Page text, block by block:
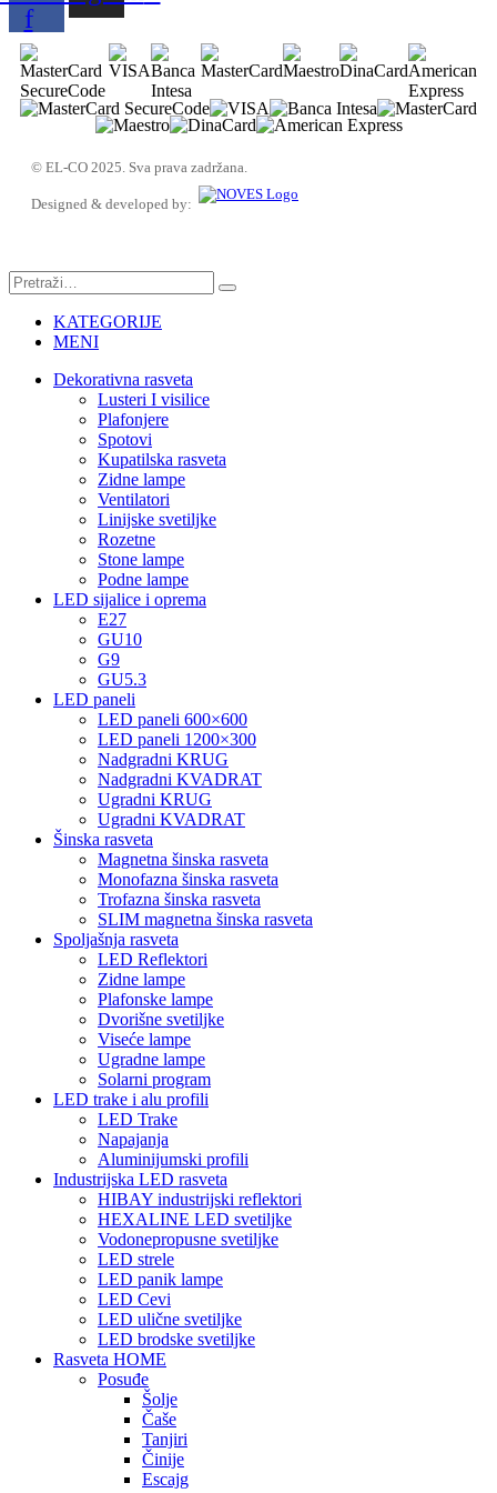
f
© EL-CO 2025. Sva prava zadržana.
Designed & developed by:
KATEGORIJE
MENI
Dekorativna rasveta
Lusteri I visilice
Plafonjere
Spotovi
Kupatilska rasveta
Zidne lampe
Ventilatori
Linijske svetiljke
Rozetne
Stone lampe
Podne lampe
LED sijalice i oprema
E27
GU10
G9
GU5.3
LED paneli
LED paneli 600×600
LED paneli 1200×300
Nadgradni KRUG
Nadgradni KVADRAT
Ugradni KRUG
Ugradni KVADRAT
Šinska rasveta
Magnetna šinska rasveta
Monofazna šinska rasveta
Trofazna šinska rasveta
SLIM magnetna šinska rasveta
Spoljašnja rasveta
LED Reflektori
Zidne lampe
Plafonske lampe
Dvorišne svetiljke
Viseće lampe
Ugradne lampe
Solarni program
LED trake i alu profili
LED Trake
Napajanja
Aluminijumski profili
Industrijska LED rasveta
HIBAY industrijski reflektori
HEXALINE LED svetiljke
Vodonepropusne svetiljke
LED strele
LED panik lampe
LED Cevi
LED ulične svetiljke
LED brodske svetiljke
Rasveta HOME
Posuđe
Šolje
Čaše
Tanjiri
Činije
Escajg